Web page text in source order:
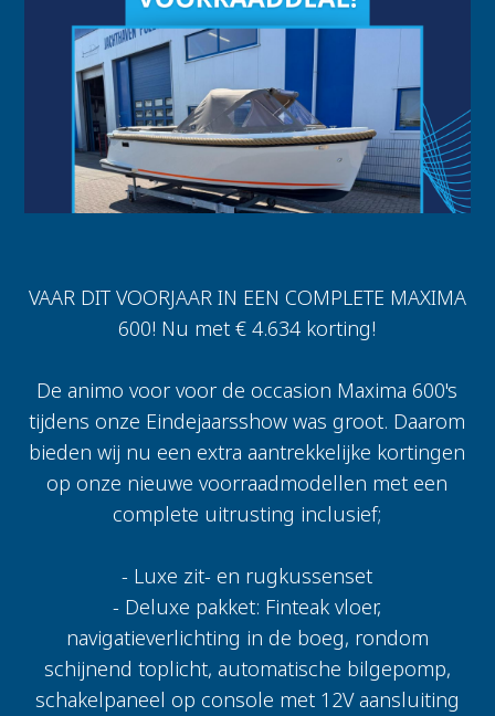
VAAR DIT VOORJAAR IN EEN COMPLETE MAXIMA
600! Nu met € 4.634 korting!
De animo voor voor de occasion Maxima 600's
tijdens onze Eindejaarsshow was groot. Daarom
bieden wij nu een extra aantrekkelijke kortingen
op onze nieuwe voorraadmodellen met een
complete uitrusting inclusief;
- Luxe zit- en rugkussenset
- Deluxe pakket: Finteak vloer,
navigatieverlichting in de boeg, rondom
schijnend toplicht, automatische bilgepomp,
schakelpaneel op console met 12V aansluiting